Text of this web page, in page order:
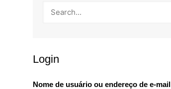
Login
Nome de usuário ou endereço de e-mail